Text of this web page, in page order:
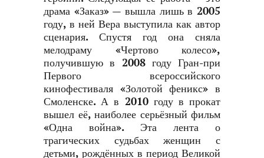
драма «Заказ» — вышла лишь в 2005
году, в ней Вера выступила как автор
сценария. Спустя год она сняла
мелодраму «Чертово колесо»,
получившую в 2008 году Гран-при
Первого всероссийского
кинофестиваля «Золотой феникс» в
Смоленске. А в 2010 году в прокат
вышел её, наиболее серьёзный фильм
«Одна война». Эта лента о
трагических судьбах женщин с
детьми, рождённых в период Великой